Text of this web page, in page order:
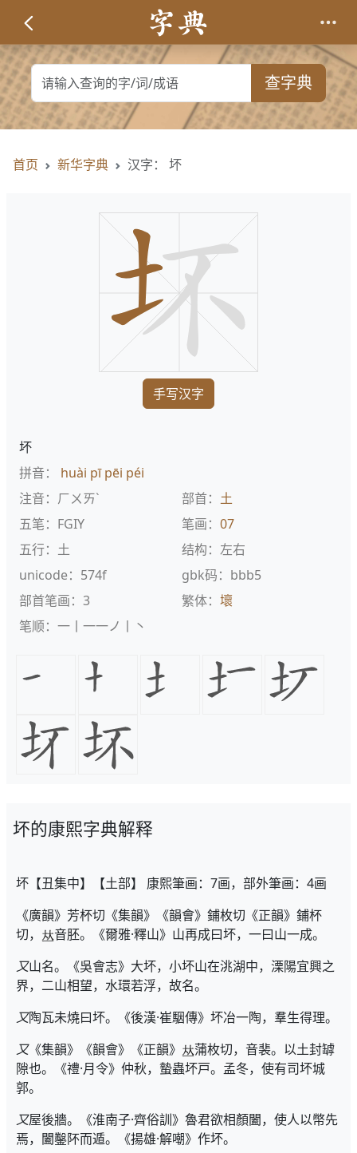
查字典
首页 新华字典 汉字： 坏
手写汉字
坏
拼音： huài pī pēi péi
注音：ㄏㄨㄞˋ
部首： 土
五笔：FGIY
笔画： 07
五行：土
结构：左右
unicode：574f
gbk码：bbb5
部首笔画：3
繁体： 壞
笔顺：一丨一一ノ丨丶
坏的康熙字典解释
坏【丑集中】【土部】 康熙筆画：7画，部外筆画：4画
《廣韻》芳杯切《集韻》《韻會》鋪枚切《正韻》鋪杯
切，
音胚。《爾雅·釋山》山再成曰坏，一曰山一成。
又山名。《吳會志》大坏，小坏山在洮湖中，溧陽宜興之
界，二山相望，水環若浮，故名。
又陶瓦未燒曰坏。《後漢·崔駰傳》坏冶一陶，羣生得理。
又《集韻》《韻會》《正韻》
蒲枚切，音裴。以土封罅
隙也。《禮·月令》仲秋，蟄蟲坏戸。孟冬，使有司坏城
郭。
又屋後牆。《淮南子·齊俗訓》魯君欲相顏闔，使人以幣先
焉，闔鑿阫而遁。《揚雄·解嘲》作坏。